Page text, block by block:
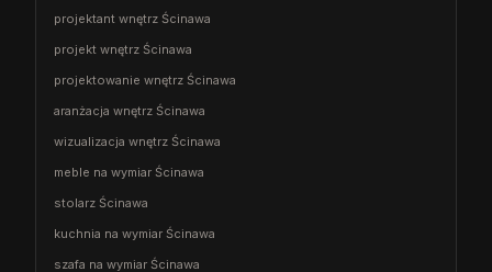
projektant wnętrz Ścinawa
projekt wnętrz Ścinawa
projektowanie wnętrz Ścinawa
aranżacja wnętrz Ścinawa
wizualizacja wnętrz Ścinawa
meble na wymiar Ścinawa
stolarz Ścinawa
kuchnia na wymiar Ścinawa
szafa na wymiar Ścinawa